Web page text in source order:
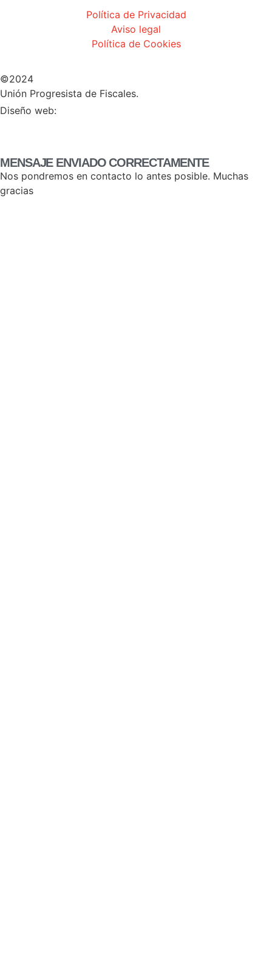
Política de Privacidad
Aviso legal
Política de Cookies
©2024
Unión Progresista de Fiscales.
Diseño web:
MENSAJE ENVIADO CORRECTAMENTE
Nos pondremos en contacto lo antes posible. Muchas
gracias